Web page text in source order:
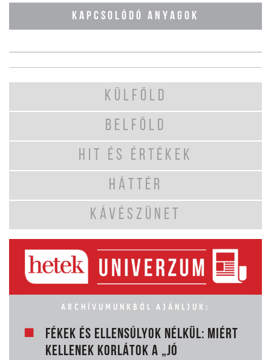
KAPCSOLÓDÓ ANYAGOK
KÜLFÖLD
BELFÖLD
HIT ÉS ÉRTÉKEK
HÁTTÉR
KÁVÉSZÜNET
ARCHÍVUMUNKBÓL AJÁNLJUK:
FÉKEK ÉS ELLENSÚLYOK NÉLKÜL: MIÉRT
KELLENEK KORLÁTOK A „JÓ